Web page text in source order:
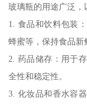
玻璃瓶的用途广泛，
1. 食品和饮料包装
蜂蜜等，保持食品新
2. 药品储存：用于
全性和稳定性。
3. 化妆品和香水容